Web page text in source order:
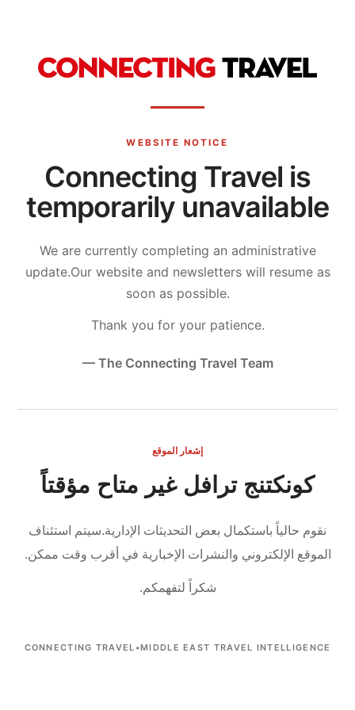
WEBSITE NOTICE
Connecting Travel is
temporarily unavailable
We are currently completing an administrative
update.Our website and newsletters will resume as
soon as possible.
Thank you for your patience.
— The Connecting Travel Team
إشعار الموقع
كونكتنج ترافل غير متاح مؤقتاً
نقوم حالياً باستكمال بعض التحديثات الإدارية.سيتم استئناف
الموقع الإلكتروني والنشرات الإخبارية في أقرب وقت ممكن.
شكراً لتفهمكم.
CONNECTING TRAVEL •MIDDLE EAST TRAVEL INTELLIGENCE